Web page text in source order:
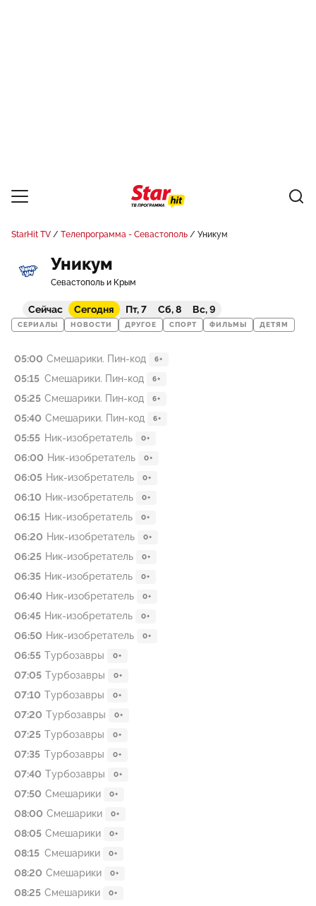
StarHit TV Телепрограмма - Севастополь Уникум
Уникум
Севастополь и Крым
Сейчас Сегодня Пт, 7 Сб, 8 Вс, 9
СЕРИАЛЫ НОВОСТИ ДРУГОЕ СПОРТ ФИЛЬМЫ ДЕТЯМ
05:00 Смешарики. Пин-код 6+
05:15 Смешарики. Пин-код 6+
05:25 Смешарики. Пин-код 6+
05:40 Смешарики. Пин-код 6+
05:55 Ник-изобретатель 0+
06:00 Ник-изобретатель 0+
06:05 Ник-изобретатель 0+
06:10 Ник-изобретатель 0+
06:15 Ник-изобретатель 0+
06:20 Ник-изобретатель 0+
06:25 Ник-изобретатель 0+
06:35 Ник-изобретатель 0+
06:40 Ник-изобретатель 0+
06:45 Ник-изобретатель 0+
06:50 Ник-изобретатель 0+
06:55 Туpбозавры 0+
07:05 Туpбозавры 0+
07:10 Туpбозавры 0+
07:20 Туpбозавры 0+
07:25 Туpбозавры 0+
07:35 Туpбозавры 0+
07:40 Туpбозавры 0+
07:50 Смешарики 0+
08:00 Смешарики 0+
08:05 Смешарики 0+
08:15 Смешарики 0+
08:20 Смешарики 0+
08:25 Смешарики 0+